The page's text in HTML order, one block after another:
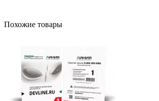
Похожие товары